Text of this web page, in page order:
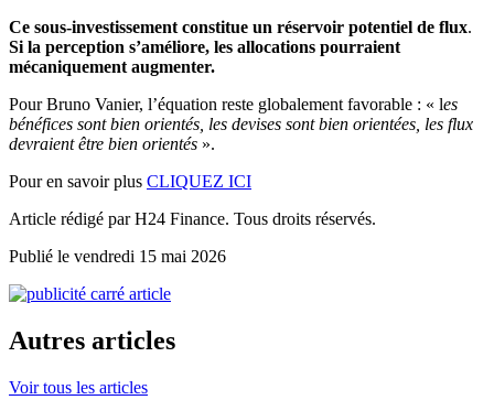
Ce sous-investissement constitue un réservoir potentiel de flux.
Si la perception s’améliore, les allocations pourraient
mécaniquement augmenter.
Pour Bruno Vanier, l’équation reste globalement favorable : « les
bénéfices sont bien orientés, les devises sont bien orientées, les flux
devraient être bien orientés ».
Pour en savoir plus CLIQUEZ ICI
Article rédigé par H24 Finance. Tous droits réservés.
Publié le vendredi 15 mai 2026
Autres articles
Voir tous les articles